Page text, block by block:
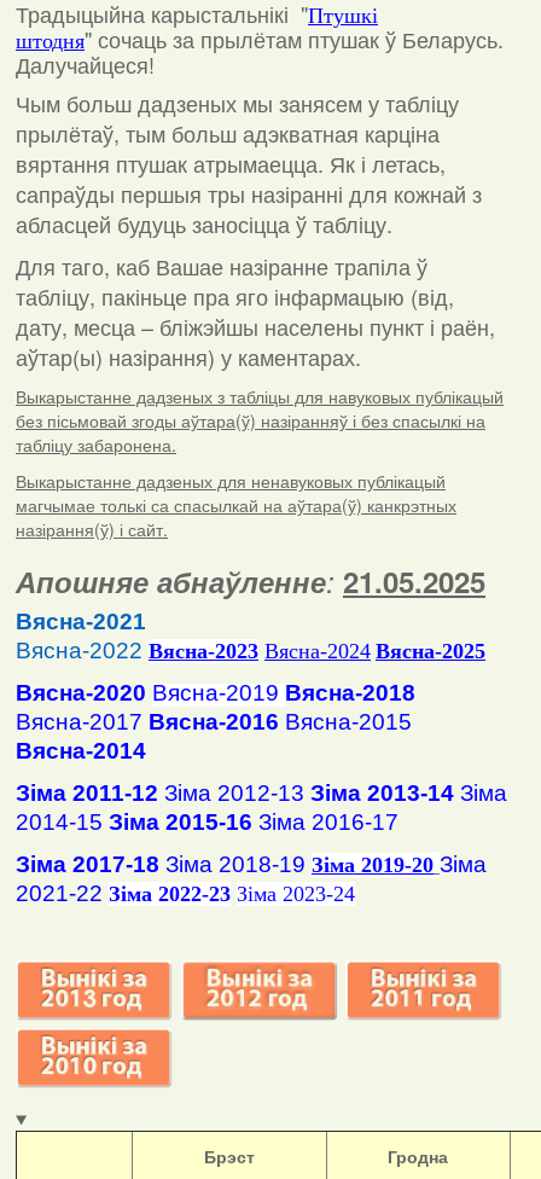
Традыцыйна карыстальнікі "Птушкі
штодня"сочаць за прылётам птушак ў Беларусь.
Далучайцеся!
Чым больш дадзеных мы занясем у табліцу
прылётаў, тым больш адэкватная карціна
вяртання птушак атрымаецца. Як і летась,
сапраўды першыя тры назіранні для кожнай з
абласцей будуць заносіцца ў табліцу.
Для таго, каб Вашае назіранне трапіла ў
табліцу, пакіньце пра яго інфармацыю (від,
дату, месца – бліжэйшы населены пункт і раён,
аўтар(ы) назірання) у каментарах.
Выкарыстанне дадзеных з табліцы для навуковых публікацый
без пісьмовай згоды аўтара(ў) назіранняў і без спасылкі на
табліцу забаронена.
Выкарыстанне дадзеных для ненавуковых публікацый
магчымае толькі са спасылкай на аўтара(ў) канкрэтных
назірання(ў) і сайт.
Апошняе абнаўленне: 21.05.2025
Вясна-2021
Вясна-2022 Вясна-2023 Вясна-2024 Вясна-2025
Вясна-2020 Вясна-2019 Вясна-2018
Вясна-2017 Вясна-2016 Вясна-2015
Вясна-2014
Зіма 2011-12 Зіма 2012-13 Зіма 2013-14 Зіма
2014-15 Зіма 2015-16 Зіма 2016-17
Зіма 2017-18 Зіма 2018-19 Зіма 2019-20 Зіма
2021-22 Зіма 2022-23 Зіма 2023-24
Брэст
Гродна